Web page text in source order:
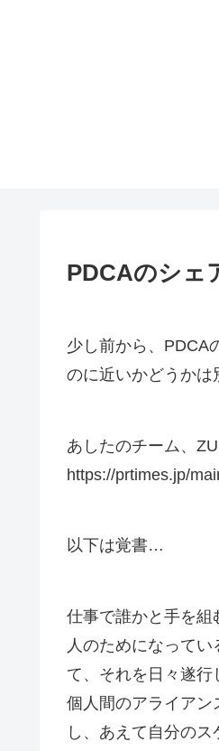
PDCAのシェ
少し前から、PDCA
のに近いかどうかは
あしたのチーム、
https://prtimes.jp/
以下は覚書…
仕事で誰かと手を
人のためになって
て、それを日々遂
個人間のアライア
し、あえて自分の